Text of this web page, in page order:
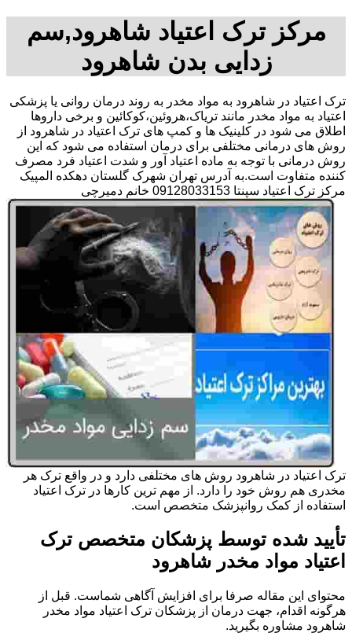
مرکز ترک اعتیاد شاهرود,سم
زدایی بدن شاهرود
ترک اعتیاد در شاهرود به مواد مخدر به روند درمان روانی یا پزشکی
اعتیاد به مواد مخدر مانند تریاک،هروئین،کوکائین و برخی داروها
اطلاق می شود در کلینیک ها و کمپ های ترک اعتیاد در شاهرود از
روش های درمانی مختلفی برای درمان استفاده می شود که این
روش درمانی با توجه به ماده اعتیاد آور و شدت اعتیاد فرد مصرف
کننده متفاوت است.به آدرس تهران شهرک گلستان دهکده المپیک
مرکز ترک اعتیاد سپنتا 09128033153 خانم دمیرچی
ترک اعتیاد در شاهرود روش های مختلفی دارد و در واقع ترک هر
مخدری هم روش خود را دارد. از مهم ترین کارها در ترک اعتیاد
استفاده از کمک روانپزشک متخصص است.
تأیید شده توسط پزشکان متخصص ترک
اعتیاد مواد مخدر شاهرود
محتوای این مقاله صرفا برای افزایش آگاهی شماست. قبل از
هرگونه اقدام، جهت درمان از پزشکان ترک اعتیاد مواد مخدر
شاهرود مشاوره بگیرید.